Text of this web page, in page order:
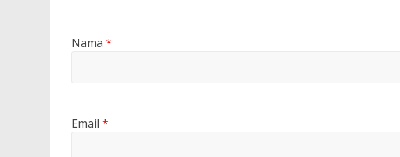
Nama *
Email *